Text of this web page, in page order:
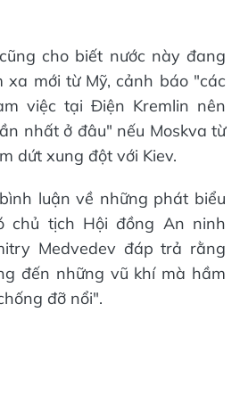
cho biết nước này đang
xa mới từ Mỹ, cảnh báo "các
việc tại Điện Kremlin nên
nhất ở đâu" nếu Moskva từ
dứt xung đột với Kiev.
luận về những phát biểu
chủ tịch Hội đồng An ninh
Medvedev đáp trả rằng
đến những vũ khí mà hầm
đỡ nổi".